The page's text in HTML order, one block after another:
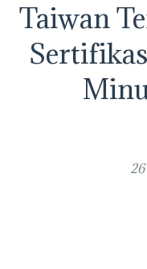
Taiwan